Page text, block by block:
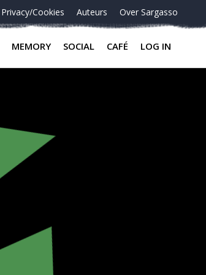
Privacy/Cookies Auteurs Over Sargasso
MEMORY SOCIAL CAFÉ LOG IN